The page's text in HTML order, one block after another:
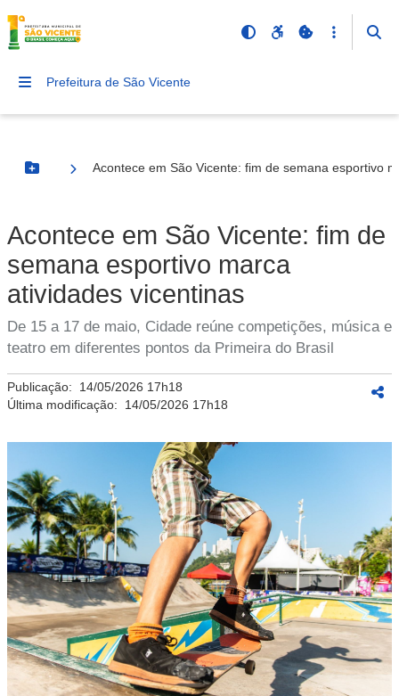
Prefeitura de São Vicente
Botão Menu
Acontece em São Vicente: fim de semana esportivo
Acontece em São Vicente: fim de
semana esportivo marca
atividades vicentinas
De 15 a 17 de maio, Cidade reúne competições, música e
teatro em diferentes pontos da Primeira do Brasil
Publicação: 14/05/2026 17h18
Última modificação: 14/05/2026 17h18